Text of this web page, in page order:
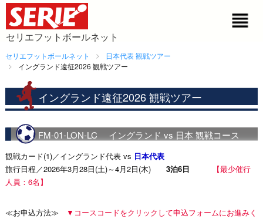
セリエフットボールネット
セリエフットボールネット
日本代表 観戦ツアー
イングランド遠征2026 観戦ツアー
イングランド遠征2026 観戦ツアー
FM-01-LON-LC イングランド vs 日本 観戦コース
観戦カード(1)／イングランド代表 vs 日本代表
旅行日程／2026年3月28日(土)～4月2日(木) 3泊6日
【最少催行
人員：6名】
≪お申込方法≫
▼コースコードをクリックして申込フォームにお進みく